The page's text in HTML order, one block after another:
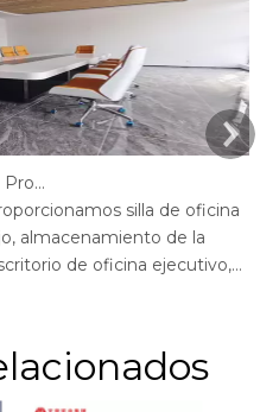
Jiangmen Digao Hardware Products Company
silla de oficina
almacenamiento de la
de oficina ejecutivo,